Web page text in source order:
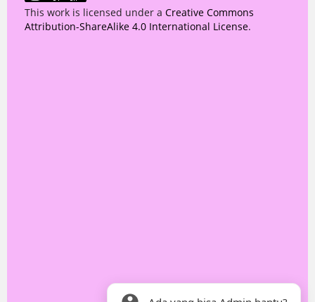
This work is licensed under a Creative Commons
Attribution-ShareAlike 4.0 International License.